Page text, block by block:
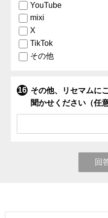
YouTube
mixi
X
TikTok
その他
その他、リセマムに
聞かせください（任
回